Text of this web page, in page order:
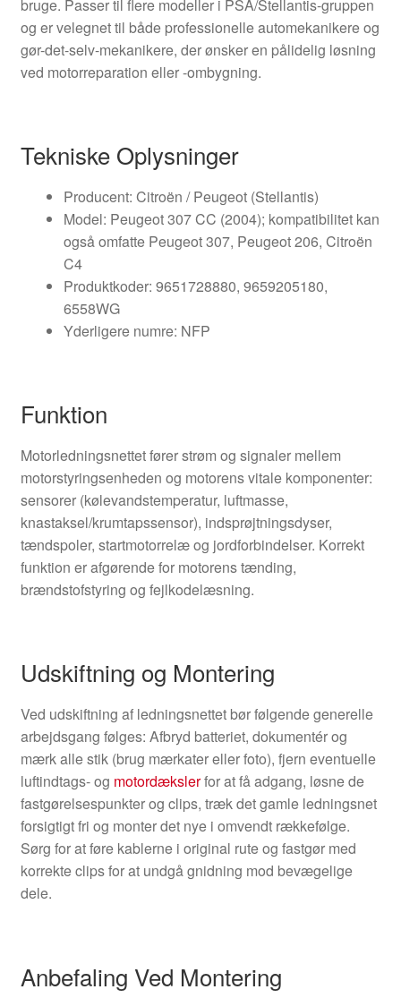
bruge. Passer til flere modeller i PSA/Stellantis-gruppen
og er velegnet til både professionelle automekanikere og
gør-det-selv-mekanikere, der ønsker en pålidelig løsning
ved motorreparation eller -ombygning.
Tekniske Oplysninger
Producent: Citroën / Peugeot (Stellantis)
Model: Peugeot 307 CC (2004); kompatibilitet kan
også omfatte Peugeot 307, Peugeot 206, Citroën
C4
Produktkoder: 9651728880, 9659205180,
6558WG
Yderligere numre: NFP
Funktion
Motorledningsnettet fører strøm og signaler mellem
motorstyringsenheden og motorens vitale komponenter:
sensorer (kølevandstemperatur, luftmasse,
knastaksel/krumtapssensor), indsprøjtningsdyser,
tændspoler, startmotorrelæ og jordforbindelser. Korrekt
funktion er afgørende for motorens tænding,
brændstofstyring og fejlkodelæsning.
Udskiftning og Montering
Ved udskiftning af ledningsnettet bør følgende generelle
arbejdsgang følges: Afbryd batteriet, dokumentér og
mærk alle stik (brug mærkater eller foto), fjern eventuelle
luftindtags- og motordækslerfor at få adgang, løsne de
fastgørelsespunkter og clips, træk det gamle ledningsnet
forsigtigt fri og monter det nye i omvendt rækkefølge.
Sørg for at føre kablerne i original rute og fastgør med
korrekte clips for at undgå gnidning mod bevægelige
dele.
Anbefaling Ved Montering